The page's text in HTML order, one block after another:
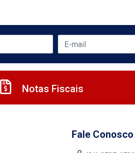
Notas Fiscais
Fale Conosco